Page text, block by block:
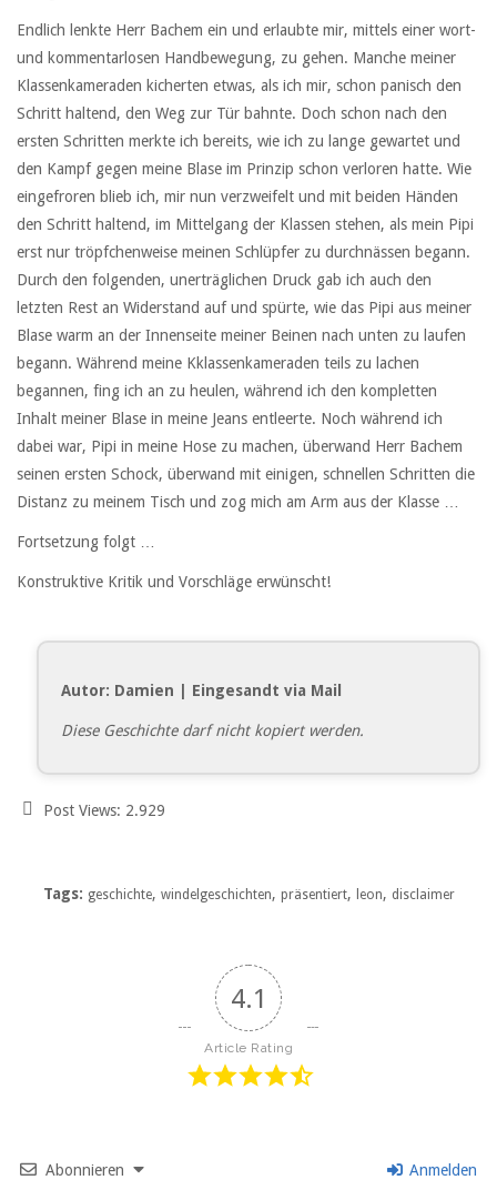
Endlich lenkte Herr Bachem ein und erlaubte mir, mittels einer wort-
und kommentarlosen Handbewegung, zu gehen. Manche meiner
Klassenkameraden kicherten etwas, als ich mir, schon panisch den
Schritt haltend, den Weg zur Tür bahnte. Doch schon nach den
ersten Schritten merkte ich bereits, wie ich zu lange gewartet und
den Kampf gegen meine Blase im Prinzip schon verloren hatte. Wie
eingefroren blieb ich, mir nun verzweifelt und mit beiden Händen
den Schritt haltend, im Mittelgang der Klassen stehen, als mein Pipi
erst nur tröpfchenweise meinen Schlüpfer zu durchnässen begann.
Durch den folgenden, unerträglichen Druck gab ich auch den
letzten Rest an Widerstand auf und spürte, wie das Pipi aus meiner
Blase warm an der Innenseite meiner Beinen nach unten zu laufen
begann. Während meine Kklassenkameraden teils zu lachen
begannen, fing ich an zu heulen, während ich den kompletten
Inhalt meiner Blase in meine Jeans entleerte. Noch während ich
dabei war, Pipi in meine Hose zu machen, überwand Herr Bachem
seinen ersten Schock, überwand mit einigen, schnellen Schritten die
Distanz zu meinem Tisch und zog mich am Arm aus der Klasse …
Fortsetzung folgt …
Konstruktive Kritik und Vorschläge erwünscht!
Autor: Damien | Eingesandt via Mail
Diese Geschichte darf nicht kopiert werden.
Post Views: 2.929
Tags: geschichte, windelgeschichten, präsentiert, leon, disclaimer
4.1
Article Rating
Abonnieren Anmelden